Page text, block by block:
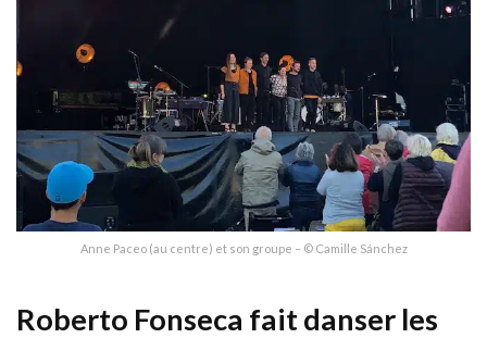
Anne Paceo (au centre) et son groupe – © Camille Sánchez
Roberto Fonseca fait danser les